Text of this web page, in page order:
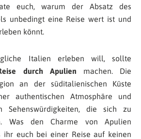
euch, warum der Absatz des
unbedingt eine Reise wert ist und
könnt.
Italien erleben will, sollte
durch Apulien machen. Die
an der süditalienischen Küste
authentischen Atmosphäre und
Sehenswürdigkeiten, die sich zu
Was den Charme von Apulien
ihr euch bei einer Reise auf keinen